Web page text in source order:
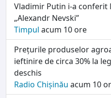
Vladimir Putin i-a conferit
„Alexandr Nevski”
Timpul acum 10 ore
Prețurile produselor
ieftinire de circa 30% la
deschis
Radio Chișinău acum 10